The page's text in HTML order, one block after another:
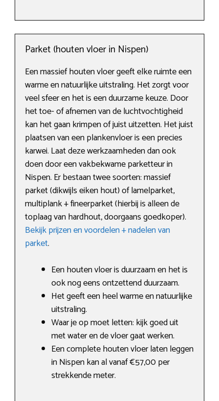
Parket (houten vloer in Nispen)
Een massief houten vloer geeft elke ruimte een
warme en natuurlijke uitstraling. Het zorgt voor
veel sfeer en het is een duurzame keuze. Door
het toe- of afnemen van de luchtvochtigheid
kan het gaan krimpen of juist uitzetten. Het juist
plaatsen van een plankenvloer is een precies
karwei. Laat deze werkzaamheden dan ook
doen door een vakbekwame parketteur in
Nispen. Er bestaan twee soorten: massief
parket (dikwijls eiken hout) of lamelparket,
multiplank + fineerparket (hierbij is alleen de
toplaag van hardhout, doorgaans goedkoper).
Bekijk prijzen en voordelen + nadelen van
parket.
Een houten vloer is duurzaam en het is
ook nog eens ontzettend duurzaam.
Het geeft een heel warme en natuurlijke
uitstraling.
Waar je op moet letten: kijk goed uit
met water en de vloer gaat werken.
Een complete houten vloer laten leggen
in Nispen kan al vanaf €57,00 per
strekkende meter.